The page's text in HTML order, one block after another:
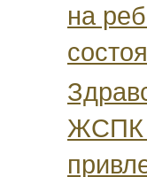
на
ЖСПК